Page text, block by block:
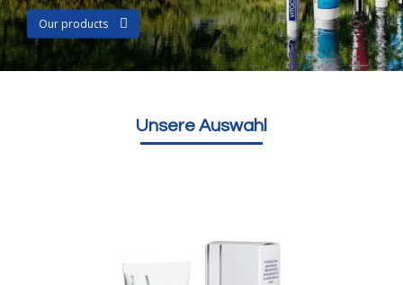
Our products
Unsere Auswahl